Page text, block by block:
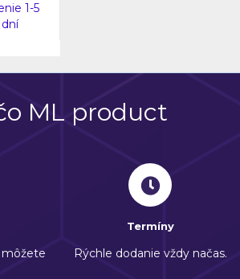
1-5
ML product
môžete
Termíny
Rýchle dodanie vždy načas.